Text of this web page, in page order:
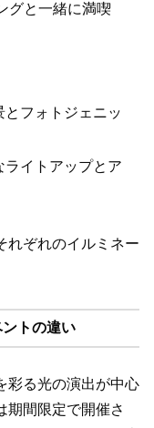
グと一緒に満喫
フォトジェニッ
イトアップとア
れぞれのイルミネー
トの違い
彩る光の演出が中心
期間限定で開催さ